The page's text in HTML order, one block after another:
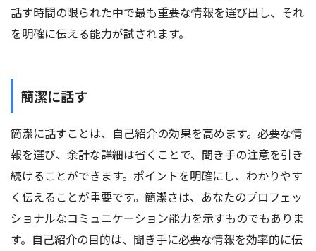
話す時間の限られた中で最も重要な情報を選び出し、それ
を明確に伝える能力が試されます。
簡潔に話す
簡潔に話すことは、自己紹介の効果を高めます。必要な情
報を選び、余計な詳細は省くことで、聞き手の注意を引き
続けることができます。ポイントを明確にし、わかりやす
く伝えることが重要です。簡潔さは、あなたのプロフェッ
ショナルなコミュニケーション能力を示すものでもありま
す。自己紹介の目的は、聞き手に必要な情報を効率的に伝